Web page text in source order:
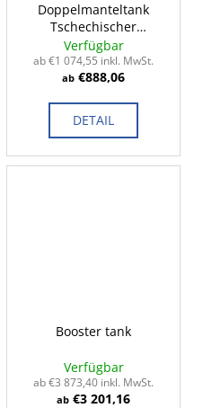
Doppelmanteltank
Tschechischer
Standard 2-15m³
Verfügbar
ab €1 074,55 inkl. MwSt.
ab €888,06
DETAIL
Booster tank
Verfügbar
ab €3 873,40 inkl. MwSt.
ab €3 201,16